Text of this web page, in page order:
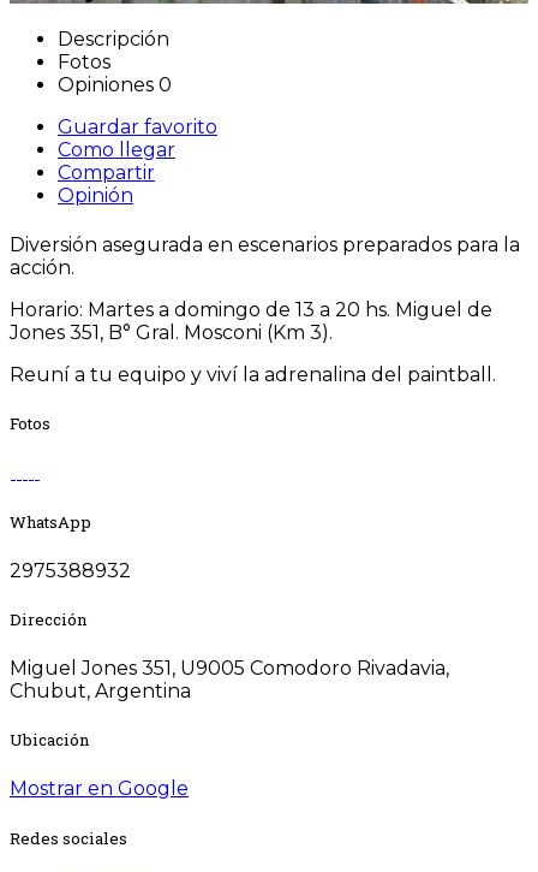
Descripción
Fotos
Opiniones 0
Guardar favorito
Como llegar
Compartir
Opinión
Diversión asegurada en escenarios preparados para la
acción.
Horario: Martes a domingo de 13 a 20 hs. Miguel de
Jones 351, B° Gral. Mosconi (Km 3).
Reuní a tu equipo y viví la adrenalina del paintball.
Fotos
WhatsApp
2975388932
Dirección
Miguel Jones 351, U9005 Comodoro Rivadavia,
Chubut, Argentina
Ubicación
Mostrar en Google
Redes sociales